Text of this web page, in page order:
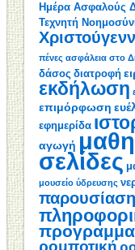
Ημέρα Ασφαλούς
Τεχνητή
πένες ασφάλεια στο
δάσος διατροφή
εκδήλωση
επιμόρφωση
εφημερίδα
αγωγή
σελίδες
μουσείο ύδρευσης
παρουσίαση
ρομποτική